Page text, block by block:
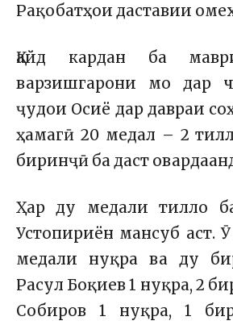
Рақобатҳои даставии
Қайд кардан ба
варзишгарони мо дар
ҷудои Осиё дар давраи
ҳамагӣ 20 медал – 2
биринҷӣ ба даст
Ҳар ду медали тилло
Устопириён мансуб аст.
медали нуқра ва ду
Расул Боқиев 1 нуқра, 2
Собиров 1 нуқра, 1